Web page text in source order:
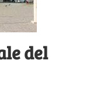
del